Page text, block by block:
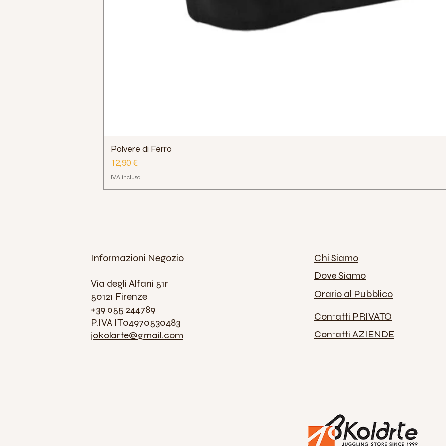
Polvere di Ferro
Prezzo
12,90 €
IVA inclusa
Informazioni Negozio
Via degli Alfani 51r
50121 Firenze
+39 055 244789
P.IVA IT04970530483
jokolarte@gmail.com
Chi Siamo
Dove Siamo
Orario al Pubblico
Contatti PRIVATO
Contatti AZIENDE